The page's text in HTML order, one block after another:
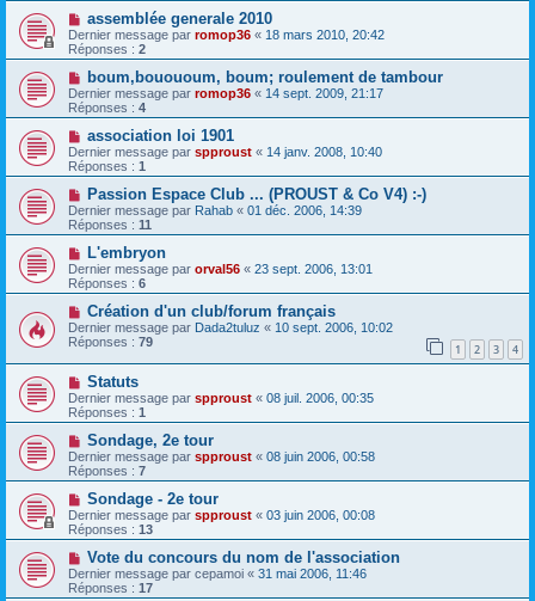
assemblée generale 2010
Dernier message par romop36 « 18 mars 2010, 20:42
Réponses : 2
boum,bouououm, boum; roulement de tambour
Dernier message par romop36 « 14 sept. 2009, 21:17
Réponses : 4
association loi 1901
Dernier message par spproust « 14 janv. 2008, 10:40
Réponses : 1
Passion Espace Club ... (PROUST & Co V4) :-)
Dernier message par Rahab « 01 déc. 2006, 14:39
Réponses : 11
L'embryon
Dernier message par orval56 « 23 sept. 2006, 13:01
Réponses : 6
Création d'un club/forum français
Dernier message par Dada2tuluz « 10 sept. 2006, 10:02
Réponses : 79 1 2 3 4
Statuts
Dernier message par spproust « 08 juil. 2006, 00:35
Réponses : 1
Sondage, 2e tour
Dernier message par spproust « 08 juin 2006, 00:58
Réponses : 7
Sondage - 2e tour
Dernier message par spproust « 03 juin 2006, 00:08
Réponses : 13
Vote du concours du nom de l'association
Dernier message par cepamoi « 31 mai 2006, 11:46
Réponses : 17